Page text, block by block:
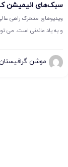
سبک‌های انیمیشن که
ویدیوهای متحرک راهی عالی
و به یاد ماندنی است. می
موشن